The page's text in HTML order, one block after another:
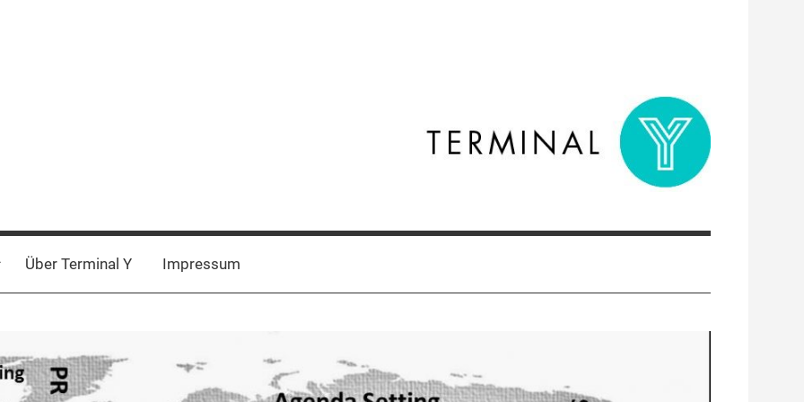
Über Terminal Y Impressum